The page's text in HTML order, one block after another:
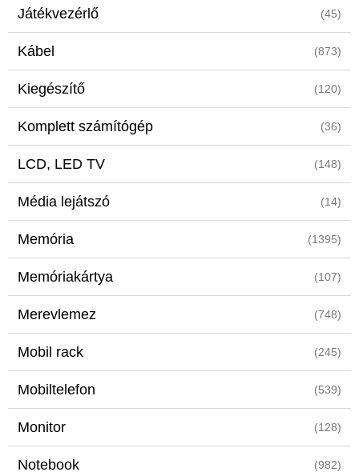
Játékvezérlő (45)
Kábel (873)
Kiegészítő (120)
Komplett számítógép (36)
LCD, LED TV (148)
Média lejátszó (14)
Memória (1395)
Memóriakártya (107)
Merevlemez (748)
Mobil rack (245)
Mobiltelefon (539)
Monitor (128)
Notebook (982)